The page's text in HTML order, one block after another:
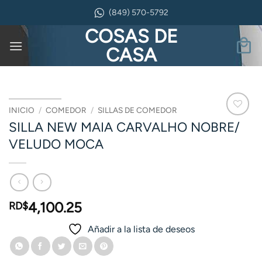
contenido
(849) 570-5792
COSAS DE
CASA
INICIO / COMEDOR / SILLAS DE COMEDOR
SILLA NEW MAIA CARVALHO NOBRE/
VELUDO MOCA
RD$4,100.25
Añadir a la lista de deseos